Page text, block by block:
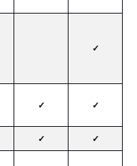
✓
✓ ✓
✓ ✓